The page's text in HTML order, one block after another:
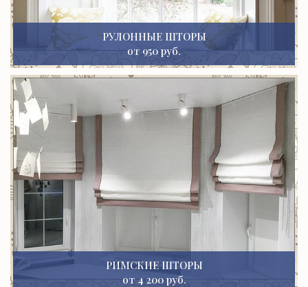
РУЛОННЫЕ ШТОРЫ
от 950 руб.
РИМСКИЕ ШТОРЫ
от 4 200 руб.